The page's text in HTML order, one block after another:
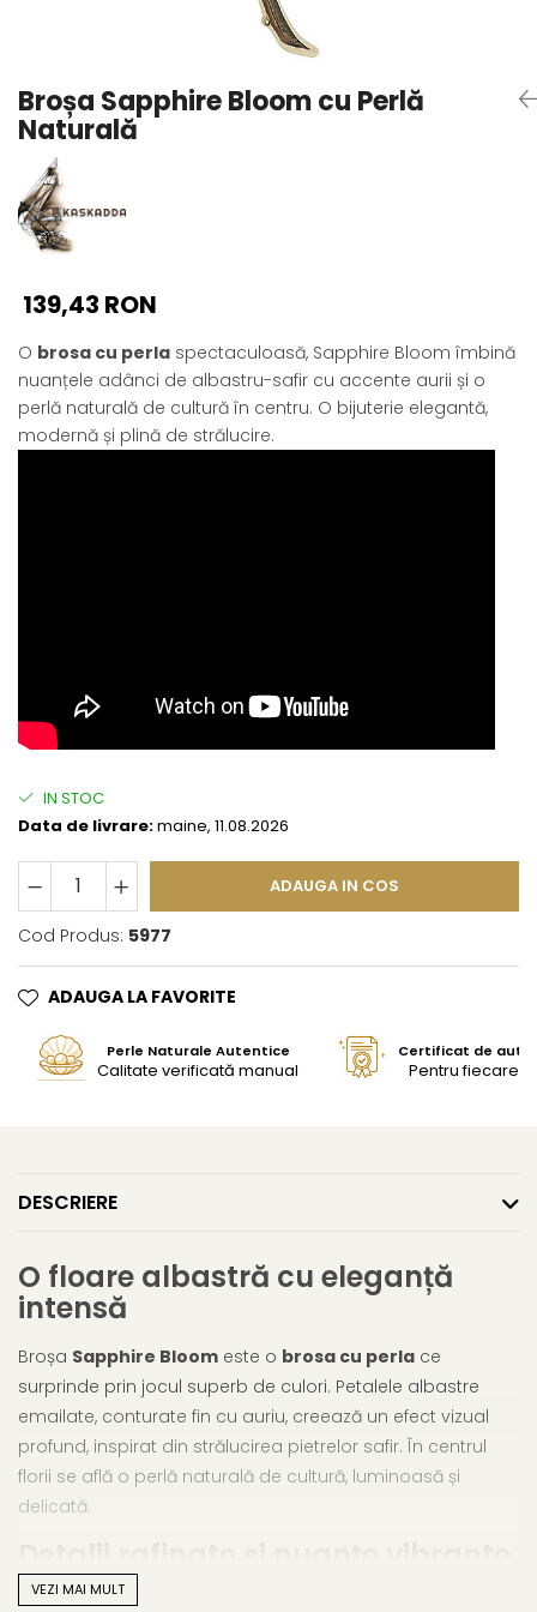
Pandantive cu Perle
Brose cu Perle
Broșa Sapphire Bloom cu Perlă
Naturală
139,43 RON
O brosa cu perla spectaculoasă, Sapphire Bloom îmbină
nuanțele adânci de albastru-safir cu accente aurii și o
perlă naturală de cultură în centru. O bijuterie elegantă,
modernă și plină de strălucire.
IN STOC
Data de livrare:maine, 11.08.2026
ADAUGA IN COS
Cod Produs: 5977
ADAUGA LA FAVORITE
Perle Naturale Autentice
Calitate verificată manual
Certificat de
Pentru fiecare
DESCRIERE
O floare albastră cu eleganță
intensă
Broșa Sapphire Bloom este o brosa cu perla ce
surprinde prin jocul superb de culori. Petalele albastre
emailate, conturate fin cu auriu, creează un efect vizual
profund, inspirat din strălucirea pietrelor safir. În centrul
florii se află o perlă naturală de cultură, luminoasă și
delicată.
Albastrul intens al petalelor, combinat cu reflexiile sidefate
VEZI MAI MULT